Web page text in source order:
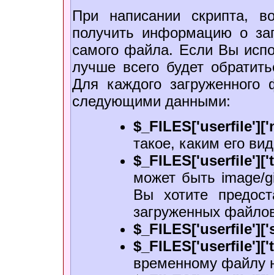
При написании скрипта,
получить информацию о
самого файла. Если Вы
лучше всего будет
Для каждого
следующими данными:
такое, каким его
может быть image/
Вы хотите
загруженных
временному файлу